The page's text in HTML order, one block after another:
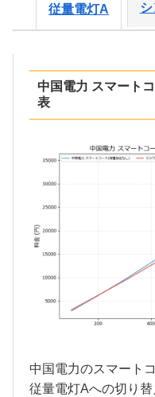
従量電灯A
中国電力 スマート
表
中国電力のスマート
従量電灯Aへの切り